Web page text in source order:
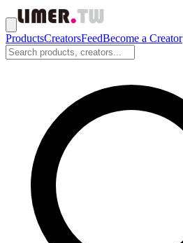
ProductsCreatorsFeedBecome a Creator